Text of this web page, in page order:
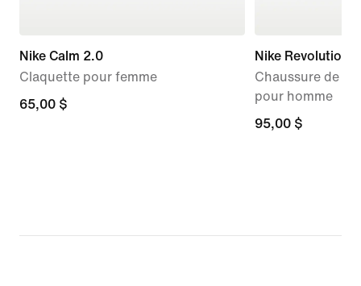
Nike Calm 2.0
Claquette pour femme
65,00 $
65,00 $
Nike Revolution 8
Chaussure de
pour homme
95,00 $
95,00 $